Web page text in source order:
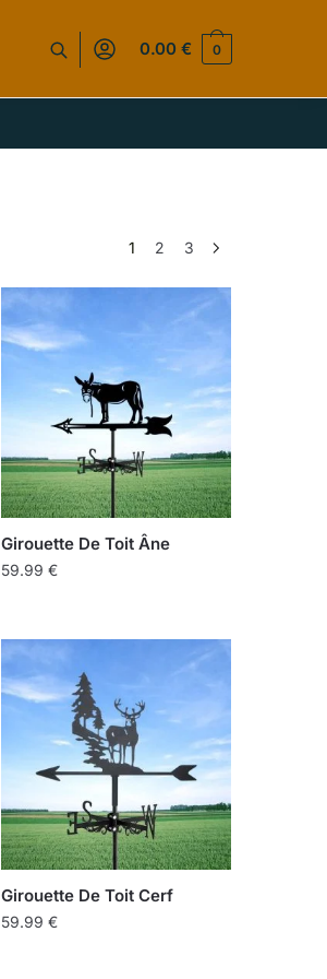
0.00€ 0
1 2 3
Girouette De Toit Âne
59.99 €
Girouette De Toit Cerf
59.99 €